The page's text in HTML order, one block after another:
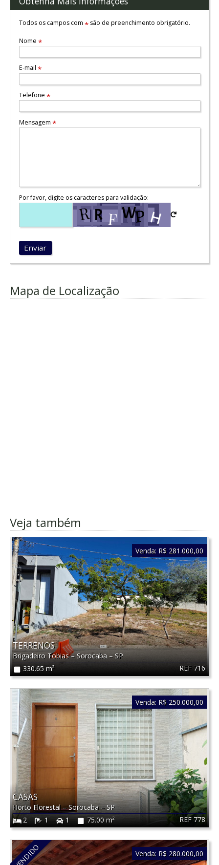
Todos os campos com *são de preenchimento obrigatório.
Nome *
E-mail *
Telefone *
Mensagem *
Por favor, digite os caracteres para validação:
Enviar
Mapa de Localização
Veja também
REF 716
TERRENOS
Brigadeiro Tobias–Sorocaba–SP
330.65 m²
Venda: R$ 281.000,00
REF 778
CASAS
Horto Florestal–Sorocaba–SP
2
1 1 75.00 m²
Venda: R$ 250.000,00
VENDIDO Venda: R$ 280.000,00